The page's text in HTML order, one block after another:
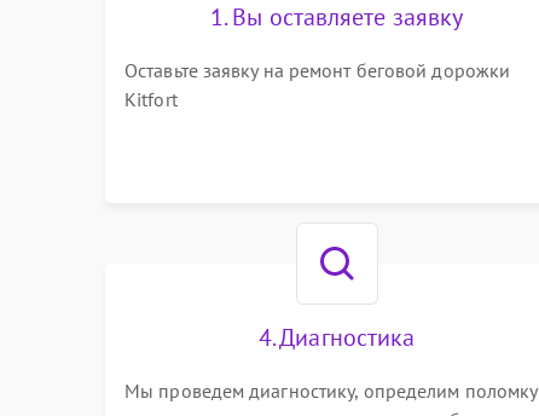
1. Вы оставляете заявку
Оставьте заявку на ремонт беговой дорожки
Kitfort
4. Диагностика
Мы проведем диагностику, определим поломку